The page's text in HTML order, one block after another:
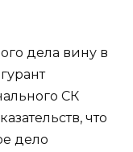
дела вину в
СК
что
дело